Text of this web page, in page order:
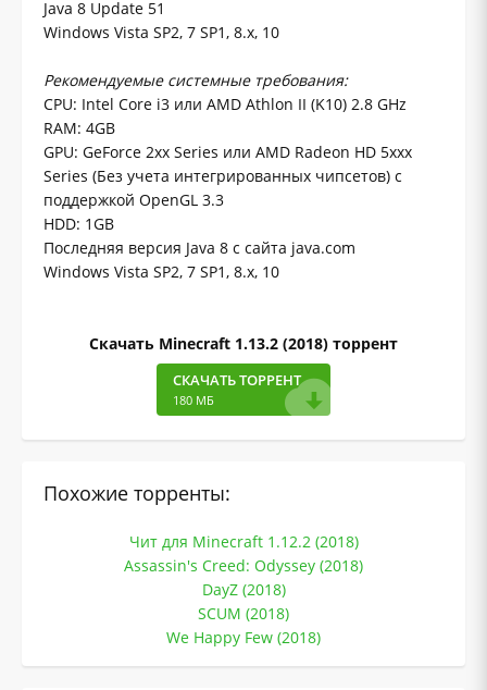
Java 8 Update 51
Windows Vista SP2, 7 SP1, 8.x, 10
Рекомендуемые системные требования:
CPU: Intel Core i3 или AMD Athlon II (K10) 2.8 GHz
RAM: 4GB
GPU: GeForce 2xx Series или AMD Radeon HD 5xxx
Series (Без учета интегрированных чипсетов) с
поддержкой OpenGL 3.3
HDD: 1GB
Последняя версия Java 8 с сайта java.com
Windows Vista SP2, 7 SP1, 8.x, 10
Скачать Minecraft 1.13.2 (2018) торрент
СКАЧАТЬ ТОРРЕНТ
180 МБ
Похожие торренты:
Чит для Minecraft 1.12.2 (2018)
Assassin's Creed: Odyssey (2018)
DayZ (2018)
SCUM (2018)
We Happy Few (2018)